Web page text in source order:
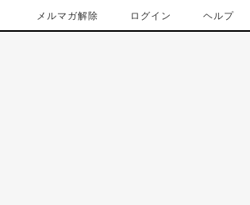
メルマガ解除 ログイン ヘルプ